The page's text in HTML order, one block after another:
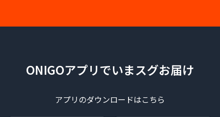
ONIGOアプリでいまスグお届け
アプリのダウンロードはこちら